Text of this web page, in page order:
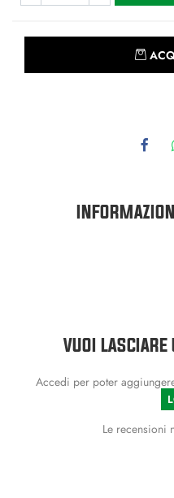
VUOI LASCIARE
Accedi per poter
Le recensioni